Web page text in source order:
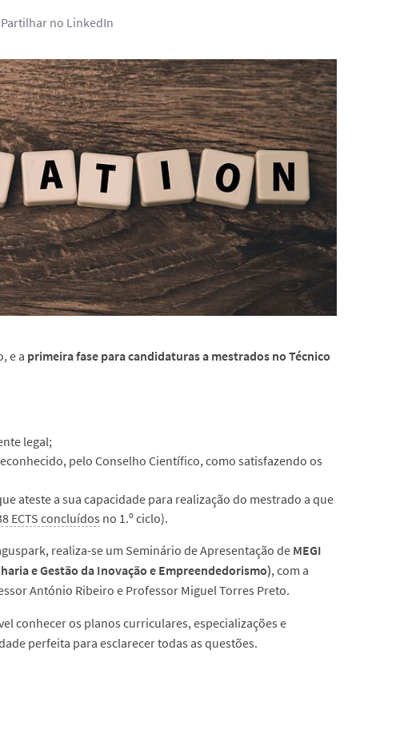
Partilhar no LinkedIn
e a primeira fase para candidaturas a mestrados no Técnico
legal;
pelo Conselho Científico, como satisfazendo os
ateste a sua capacidade para realização do mestrado a que
ECTS concluídos no 1.º ciclo).
realiza-se um Seminário de Apresentação de MEGI
e Gestão da Inovação e Empreendedorismo), com a
António Ribeiro e Professor Miguel Torres Preto.
conhecer os planos curriculares, especializações e
perfeita para esclarecer todas as questões.